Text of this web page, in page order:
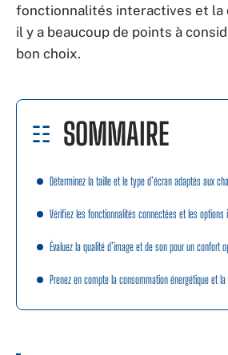
fonctionnalités interactives et la
il y a beaucoup de points à
bon choix.
SOMMAIRE
Déterminez la taille et le type d’écran adaptés aux
Vérifiez les fonctionnalités connectées et les options
Évaluez la qualité d’image et de son pour un confort
Prenez en compte la consommation énergétique et